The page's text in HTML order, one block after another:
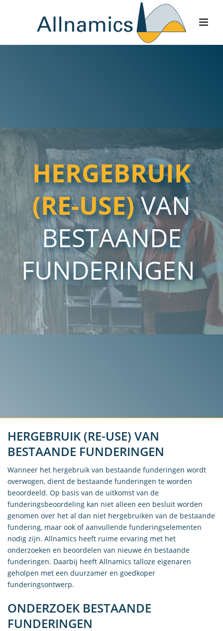
HERGEBRUIK
(RE-USE)VAN
BESTAANDE
FUNDERINGEN
HERGEBRUIK (RE-USE) VAN
BESTAANDE FUNDERINGEN
Wanneer het hergebruik van bestaande funderingen wordt
overwogen, dient de bestaande funderingen te worden
beoordeeld. Op basis van de uitkomst van de
funderingsbeoordeling kan niet alleen een besluit worden
genomen over het al dan niet hergebruiken van de bestaande
fundering, maar ook of aanvullende funderingselementen
nodig zijn. Allnamics heeft ruime ervaring met het
onderzoeken en beoordelen van nieuwe én bestaande
funderingen. Daarbij heeft Allnamics talloze eigenaren
geholpen met een duurzamer en goedkoper
funderingsontwerp.
ONDERZOEK BESTAANDE
FUNDERINGEN